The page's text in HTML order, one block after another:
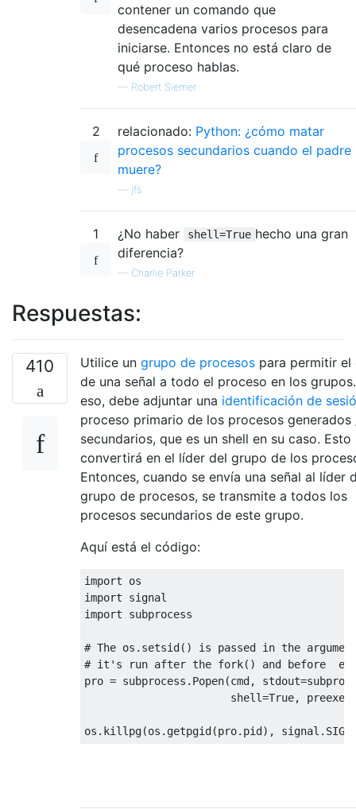
contener un comando que
desencadena varios procesos para
iniciarse. Entonces no está claro de
qué proceso hablas.
— Robert Siemer
2 relacionado: Python: ¿cómo matar
procesos secundarios cuando el padre
muere?
jfs
1 ¿No haber shell=True hecho una gran
diferencia?
— Charlie Parker
Respuestas:
410 Utilice un grupo de procesos para permitir el
de una señal a todo el proceso en los
eso, debe adjuntar una identificación de
proceso primario de los procesos generados
secundarios, que es un shell en su caso. Esto
convertirá en el líder del grupo de los
Entonces, cuando se envía una señal al líder
grupo de procesos, se transmite a todos los
procesos secundarios de este grupo.
Aquí está el código:
import
import
import subprocess
# The os.setsid() is passed in the
# it's run after the fork() and before
pro = subprocess . Popen(cmd, stdout=
                       shell
=True,
os . killpg(os . getpgid(pro. pid), signal .